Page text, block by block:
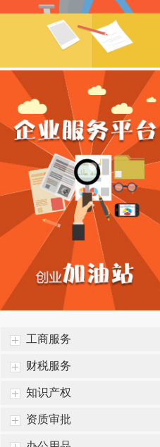
工商服务
财税服务
知识产权
资质审批